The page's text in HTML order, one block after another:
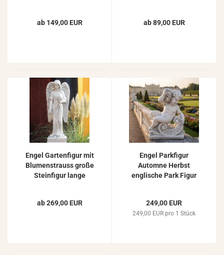
ab 149,00 EUR
ab 89,00 EUR
Engel Gartenfigur mit
Blumenstrauss große
Steinfigur lange
ab 269,00 EUR
Engel Parkfigur
Automne Herbst
englische Park Figur
249,00 EUR
249,00 EUR pro 1 Stück